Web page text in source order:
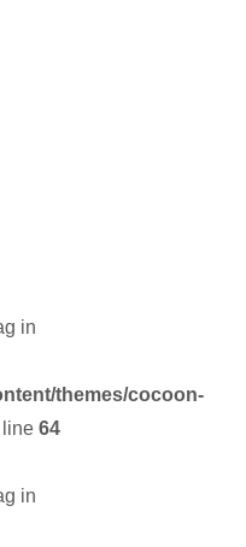
in
themes/cocoon-
64
in